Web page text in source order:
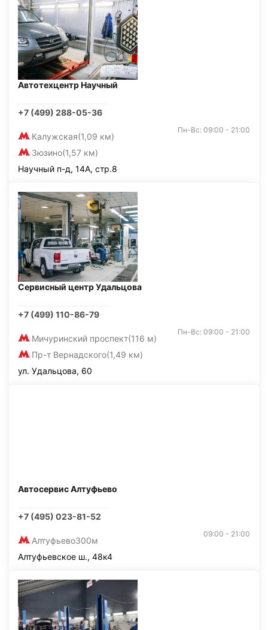
Автотехцентр Научный
+7 (499) 288-05-36
Калужская(1,09 км)
Зюзино(1,57 км)
Пн-Вс: 09:00 - 21:00
Научный п-д, 14А, стр.8
Сервисный центр Удальцова
+7 (499) 110-86-79
Мичуринский проспект(116 м)
Пр-т Вернадского(1,49 км)
Пн-Вс: 09:00 - 21:00
ул. Удальцова, 60
Автосервис Алтуфьево
+7 (495) 023-81-52
Алтуфьево300м
09:00 - 21:00
Алтуфьевское ш., 48к4